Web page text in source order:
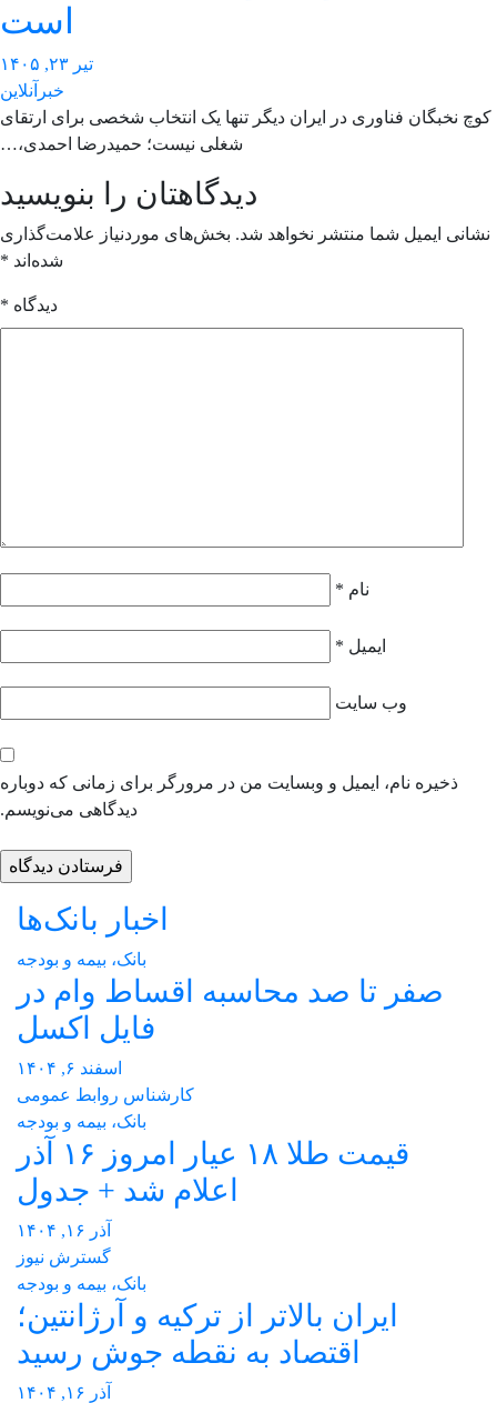
است
تیر ۲۳, ۱۴۰۵
خبرآنلاین
نخبگان فناوری در ایران دیگر تنها یک انتخاب شخصی برای ارتقای
شغلی نیست؛ حمیدرضا احمدی،…
دیدگاهتان را بنویسید
ایمیل شما منتشر نخواهد شد. بخش‌های موردنیاز علامت‌گذاری
شده‌اند *
دیدگاه*
نام*
ایمیل*
وب‌ سایت
ذخیره نام، ایمیل و وبسایت من در مرورگر برای زمانی که دوباره
دیدگاهی می‌نویسم.
اخبار بانک‌ها
بانک، بیمه و بودجه
صفر تا صد محاسبه اقساط وام در
فایل اکسل
اسفند ۶, ۱۴۰۴
کارشناس روابط عمومی
بانک، بیمه و بودجه
قیمت طلا ۱۸ عیار امروز ۱۶ آذر
اعلام شد + جدول
آذر ۱۶, ۱۴۰۴
گسترش نیوز
بانک، بیمه و بودجه
ایران بالاتر از ترکیه و آرژانتین؛
اقتصاد به نقطه جوش رسید
آذر ۱۶, ۱۴۰۴